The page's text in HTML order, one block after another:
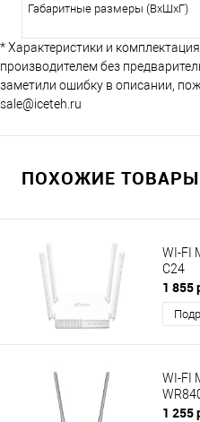
Габаритные размеры (ВхШхГ)
* Характеристики и
производителем без
заметили ошибку в описании,
sale@iceteh.ru
ПОХОЖИЕ ТОВАРЫ
WI-FI
C24
1 855
WI-FI
1 255